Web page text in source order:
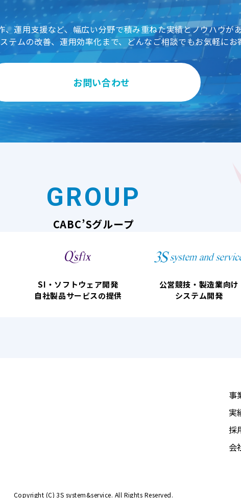
、運用支援など、幅広い分野で積み重ねた実績とノウハウが
テムの改善、運用効率化まで、どんなご相談でもお気軽に
お問い合わせ
GROUP
CABC’Sグループ
SI・ソフトウェア開発
自社製品サービスの提供
公営競技・製造業向け
システム開発
事
実
採
会
Copyright (C) 3S system&service. All Rights Reserved.